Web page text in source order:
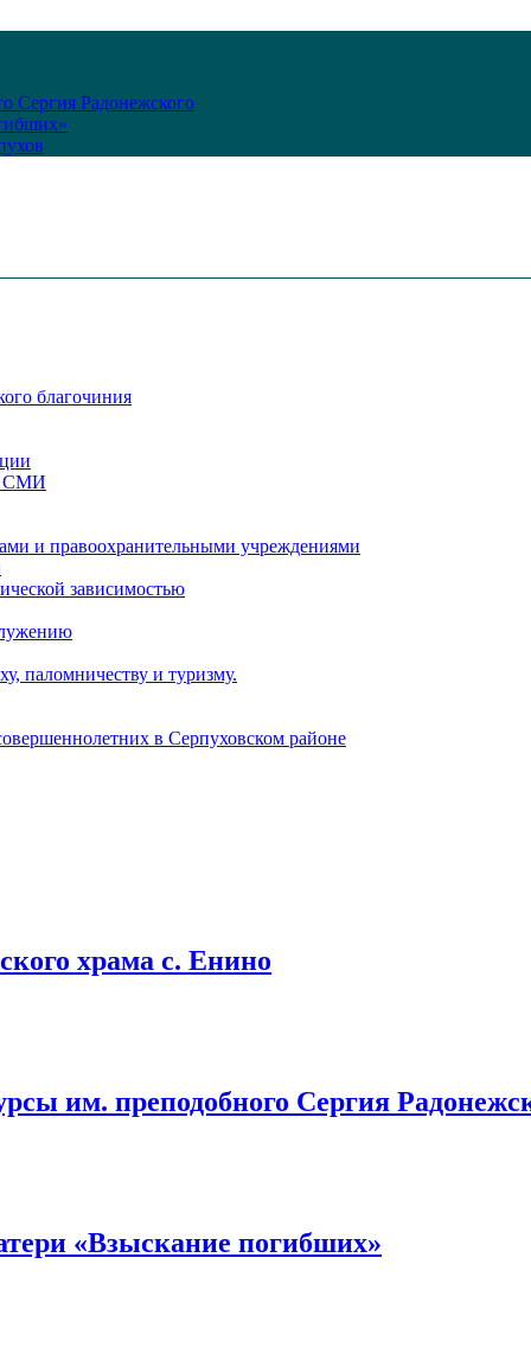
Сергия Радонежского
благочиния
СМИ
и правоохранительными учреждениями
зависимостью
паломничеству и туризму.
в Серпуховском районе
храма с. Енино
им. преподобного Сергия
«Взыскание погибших»